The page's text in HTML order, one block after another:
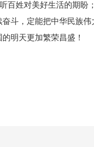
百姓对美好生活的期
奋斗，定能把中华民族
明天更加繁荣昌盛！